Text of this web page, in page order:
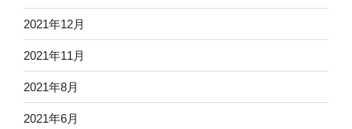
2021年12月
2021年11月
2021年8月
2021年6月